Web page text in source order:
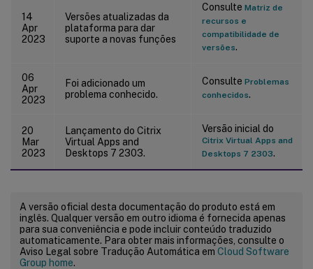
14
Apr
2023
Versões atualizadas da
plataforma para dar
suporte a novas funções
Consulte Matriz de
recursos e
compatibilidade de
versões.
06
Apr
2023
Foi adicionado um
problema conhecido.
Consulte Problemas
conhecidos.
20
Mar
2023
Lançamento do Citrix
Virtual Apps and
Desktops 7 2303.
Versão inicial do
Citrix Virtual Apps and
Desktops 7 2303.
A versão oficial desta documentação do produto está em
inglês. Qualquer versão em outro idioma é fornecida apenas
para sua conveniência e pode incluir conteúdo traduzido
automaticamente. Para obter mais informações, consulte o
Aviso Legal sobre Tradução Automática em Cloud Software
Group home.